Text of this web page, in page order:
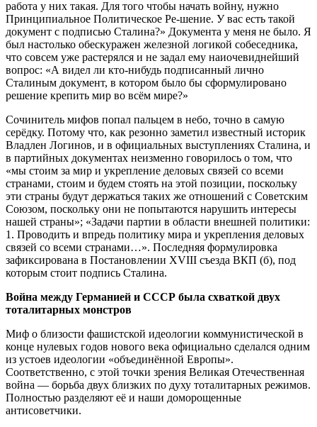
работа у них такая. Для того чтобы начать войну, нужно
Принципиальное Политическое Ре-шение. У вас есть такой
документ с подписью Сталина?» Документа у меня не было. Я
был настолько обескуражен железной логикой собеседника,
что совсем уже растерялся и не задал ему наиочевиднейший
вопрос: «А видел ли кто-нибудь подписанный лично
Сталиным документ, в котором было бы сформулировано
решение крепить мир во всём мире?»
Сочинитель мифов попал пальцем в небо, точно в самую
серёдку. Потому что, как резонно заметил известный историк
Владлен Логинов, и в официальных выступлениях Сталина, и
в партийных документах неизменно говорилось о том, что
«мы стоим за мир и укрепление деловых связей со всеми
странами, стоим и будем стоять на этой позиции, поскольку
эти страны будут держаться таких же отношений с Советским
Союзом, поскольку они не попытаются нарушить интересы
нашей страны»; «Задачи партии в области внешней политики:
1. Проводить и впредь политику мира и укрепления деловых
связей со всеми странами…». Последняя формулировка
зафиксирована в Постановлении XVIII съезда ВКП (б), под
которым стоит подпись Сталина.
Война между Германией и СССР была схваткой двух
тоталитарных монстров
Миф о близости фашистской идеологии коммунистической в
конце нулевых годов нового века официально сделался одним
из устоев идеологии «объединённой Европы».
Соответственно, с этой точки зрения Великая Отечественная
война — борьба двух близких по духу тоталитарных режимов.
Полностью разделяют её и наши доморощенные
антисоветчики.